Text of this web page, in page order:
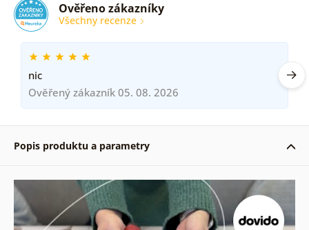
Ověřeno zákazníky
Všechny recenze
nic
Ověřený zákazník 05. 08. 2026
Popis produktu a parametry